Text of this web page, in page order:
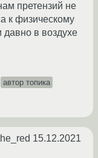
претензий не
к физическому
давно в воздухе
автор топика
15.12.2021